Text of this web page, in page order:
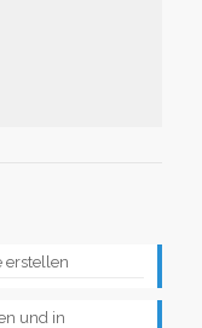
erstellen
und in